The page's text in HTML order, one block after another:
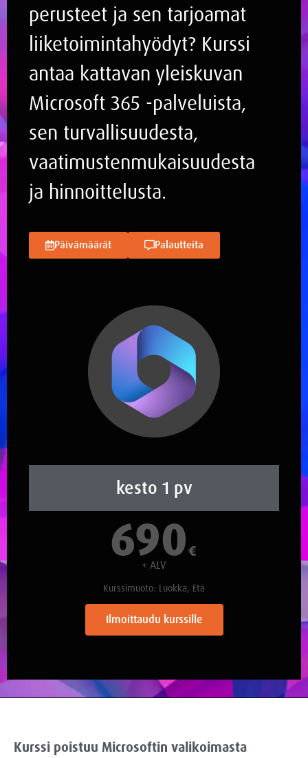
perusteet ja sen tarjoamat
liiketoimintahyödyt? Kurssi
antaa kattavan yleiskuvan
Microsoft 365 -palveluista,
sen turvallisuudesta,
vaatimustenmukaisuudesta
ja hinnoittelusta.
Päivämäärät Palautteita
kesto 1 pv
690€
+ ALV
Kurssimuoto: Luokka, Etä
Ilmoittaudu kurssille
Kurssi poistuu Microsoftin valikoimasta